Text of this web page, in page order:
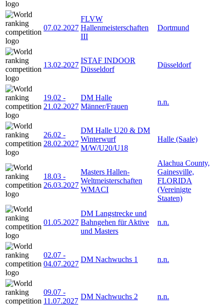
07.02.2027
FLVW
Hallenmeisterschaften
III
Dortmund
13.02.2027
ISTAF INDOOR
Düsseldorf
Düsseldorf
19.02 -
21.02.2027
DM Halle
Männer/Frauen
n.n.
26.02 -
28.02.2027
DM Halle U20 & DM
Winterwurf
M/W/U20/U18
Halle (Saale)
18.03 -
26.03.2027
Masters Hallen-
Weltmeisterschaften
WMACI
Alachua County,
Gainesville,
FLORIDA
(Vereinigte
Staaten)
01.05.2027
DM Langstrecke und
Bahngehen für Aktive
und Masters
n.n.
02.07 -
04.07.2027
DM Nachwuchs 1 n.n.
09.07 -
11.07.2027
DM Nachwuchs 2 n.n.